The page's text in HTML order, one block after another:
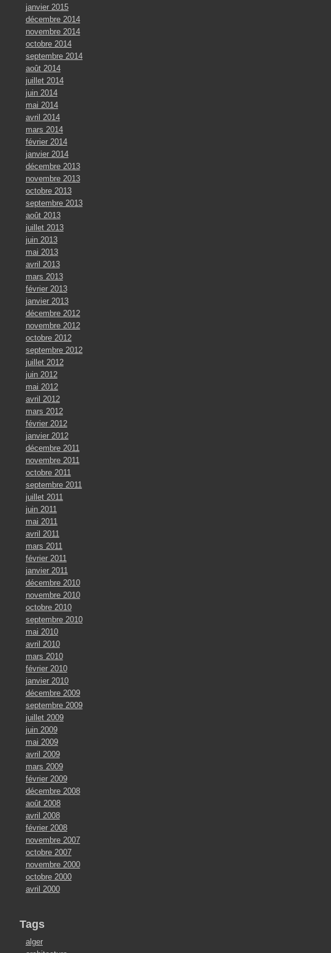
janvier 2015
décembre 2014
novembre 2014
octobre 2014
septembre 2014
août 2014
juillet 2014
juin 2014
mai 2014
avril 2014
mars 2014
février 2014
janvier 2014
décembre 2013
novembre 2013
octobre 2013
septembre 2013
août 2013
juillet 2013
juin 2013
mai 2013
avril 2013
mars 2013
février 2013
janvier 2013
décembre 2012
novembre 2012
octobre 2012
septembre 2012
juillet 2012
juin 2012
mai 2012
avril 2012
mars 2012
février 2012
janvier 2012
décembre 2011
novembre 2011
octobre 2011
septembre 2011
juillet 2011
juin 2011
mai 2011
avril 2011
mars 2011
février 2011
janvier 2011
décembre 2010
novembre 2010
octobre 2010
septembre 2010
mai 2010
avril 2010
mars 2010
février 2010
janvier 2010
décembre 2009
septembre 2009
juillet 2009
juin 2009
mai 2009
avril 2009
mars 2009
février 2009
décembre 2008
août 2008
avril 2008
février 2008
novembre 2007
octobre 2007
novembre 2000
octobre 2000
avril 2000
Tags
alger